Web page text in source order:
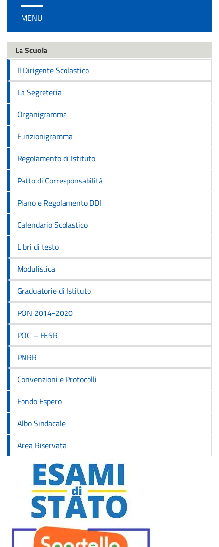
/
disattiva
navigazione
MENU
La Scuola
Il Dirigente Scolastico
La Segreteria
Organigramma
Funzionigramma
Regolamento di Istituto
Patto di Corresponsabilità
Piano e Regolamento DDI
Calendario Scolastico
Libri di testo
Modulistica
Graduatorie di Istituto
PON 2014-2020
POC – FESR
PNRR
Convenzioni e Protocolli
Fondo Espero
Albo Sindacale
Area Riservata